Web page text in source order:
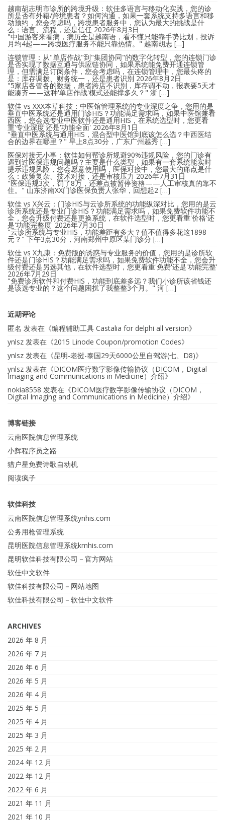
越南胡志明市诊所的跨境升级：软佳多语言与移动化实践，您的诊
所是否有外籍/跨境患者？如何沟通，如果一套系统支持多语言和移
动预约，您会考虑吗，跨境患者服务中，您认为最大的挑战是什
么：语言、流程，还是信任 2026年8月3日
"中国游客来看病，病历全是越南语，看不懂只能靠手势比划，投诉
月均4起——跨境医疗服务不能只靠热情。" 越南胡志 […]
连锁管理：从"单店作战"到"集团协同"的数字化转型，您的连锁门诊
是否实现了数据互通与供应链协同，如果系统能免费开通连锁管
理，但需满足订阅条件，您会考虑吗，在连锁管理中，您最头疼的
是：库存调拨、财务统一，还是患者识别 2026年8月2日
"5家店各管各的数据，患者跨店不识别，库存调不动，报表要5天才
能凑齐——这种'单店作战'模式还能撑多久？" 浙 […]
软佳 vs XXX本草科技：中医馆管理系统的专业深度之争，您用的是
垂直中医系统还是通用门诊HIS？功能满足需求吗，如果中医馆兼看
西医，您会选专业中医软件还是通用HIS，在系统选型时，您更看
重'专业深度'还是'功能全面' 2026年8月1日
"垂直中医系统与通用HIS，混合型中医馆到底该怎么选？中西医结
合的边界在哪里？" 早上8点30分，广东广州越秀 […]
医保对接无小事：软佳如何帮诊所规避90%违规风险，您的门诊有
遇到过医保违规问题吗？主要是什么类型，如果有一套系统能实时
提示违规风险，您会愿意使用吗，医保对接中，您最大的痛点是什
么：政策复杂、技术对接，还是审核压力 2026年7月31日
"医保违规3次，罚了8万，还差点被暂停资格——人工审核真的靠不
住。" 山东济南XX门诊医保负责人张华，回想起2 […]
软佳 vs X兴云：门诊HIS与云诊所系统的功能纵深对比，您用的是云
诊所系统还是专业门诊HIS？功能满足需求吗，如果免费软件功能不
全，您会升级付费还是更换系统，在软件选型时，您更看重'价格'还
是'功能完整度' 2026年7月30日
"云诊所系统与专业HIS，功能差距有多大？值不值得多花这1898
元？" 下午3点30分，河南郑州中原区某门诊分 […]
软佳 vs X九康：免费版的诱惑与专业服务的价值，您用的是诊所软
件还是门诊HIS？功能满足需求吗，如果免费软件功能不全，您会升
级付费还是另选其他，在软件选型时，您更看重'免费'还是'功能完整'
2026年7月29日
"免费诊所软件和付费HIS，功能到底差多远？我们小诊所该省钱还
是该选专业的？这个问题困扰了我整整3个月。" 河 […]
近期评论
匿名 发表在《编程辅助工具 Castalia for delphi all version》
ynlsz 发表在《2015 Linode Coupon/promotion Codes》
ynlsz 发表在《昆明-老挝-泰国29天6000公里自驾游(七、D8)》
ynlsz 发表在《DICOM医疗数字影像传输协议（DICOM，Digital
Imaging and Communications in Medicine）介绍》
nokia8558 发表在《DICOM医疗数字影像传输协议（DICOM，
Digital Imaging and Communications in Medicine）介绍》
博客链接
云南医院信息管理系统
小辉程序员之路
猎户星免费诗歌自动机
阅读疯子
软佳科技
云南医院信息管理系统ynhis.com
公务用枪管理系统
昆明医院信息管理系统kmhis.com
昆明软佳科技有限公司－官方网站
软佳中文软件
软佳科技有限公司－网站地图
软佳科技有限公司－软佳中文软件
ARCHIVES
2026 年 8 月
2026 年 7 月
2026 年 6 月
2026 年 5 月
2026 年 4 月
2025 年 5 月
2025 年 4 月
2025 年 3 月
2025 年 2 月
2024 年 12 月
2022 年 12 月
2022 年 6 月
2021 年 11 月
2021 年 10 月